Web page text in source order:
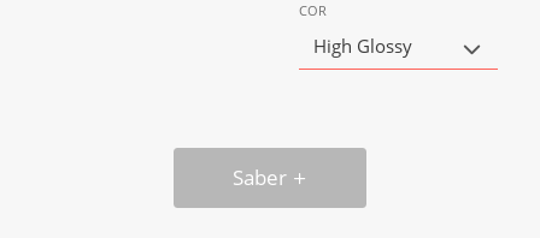
COR
High Glossy
Saber